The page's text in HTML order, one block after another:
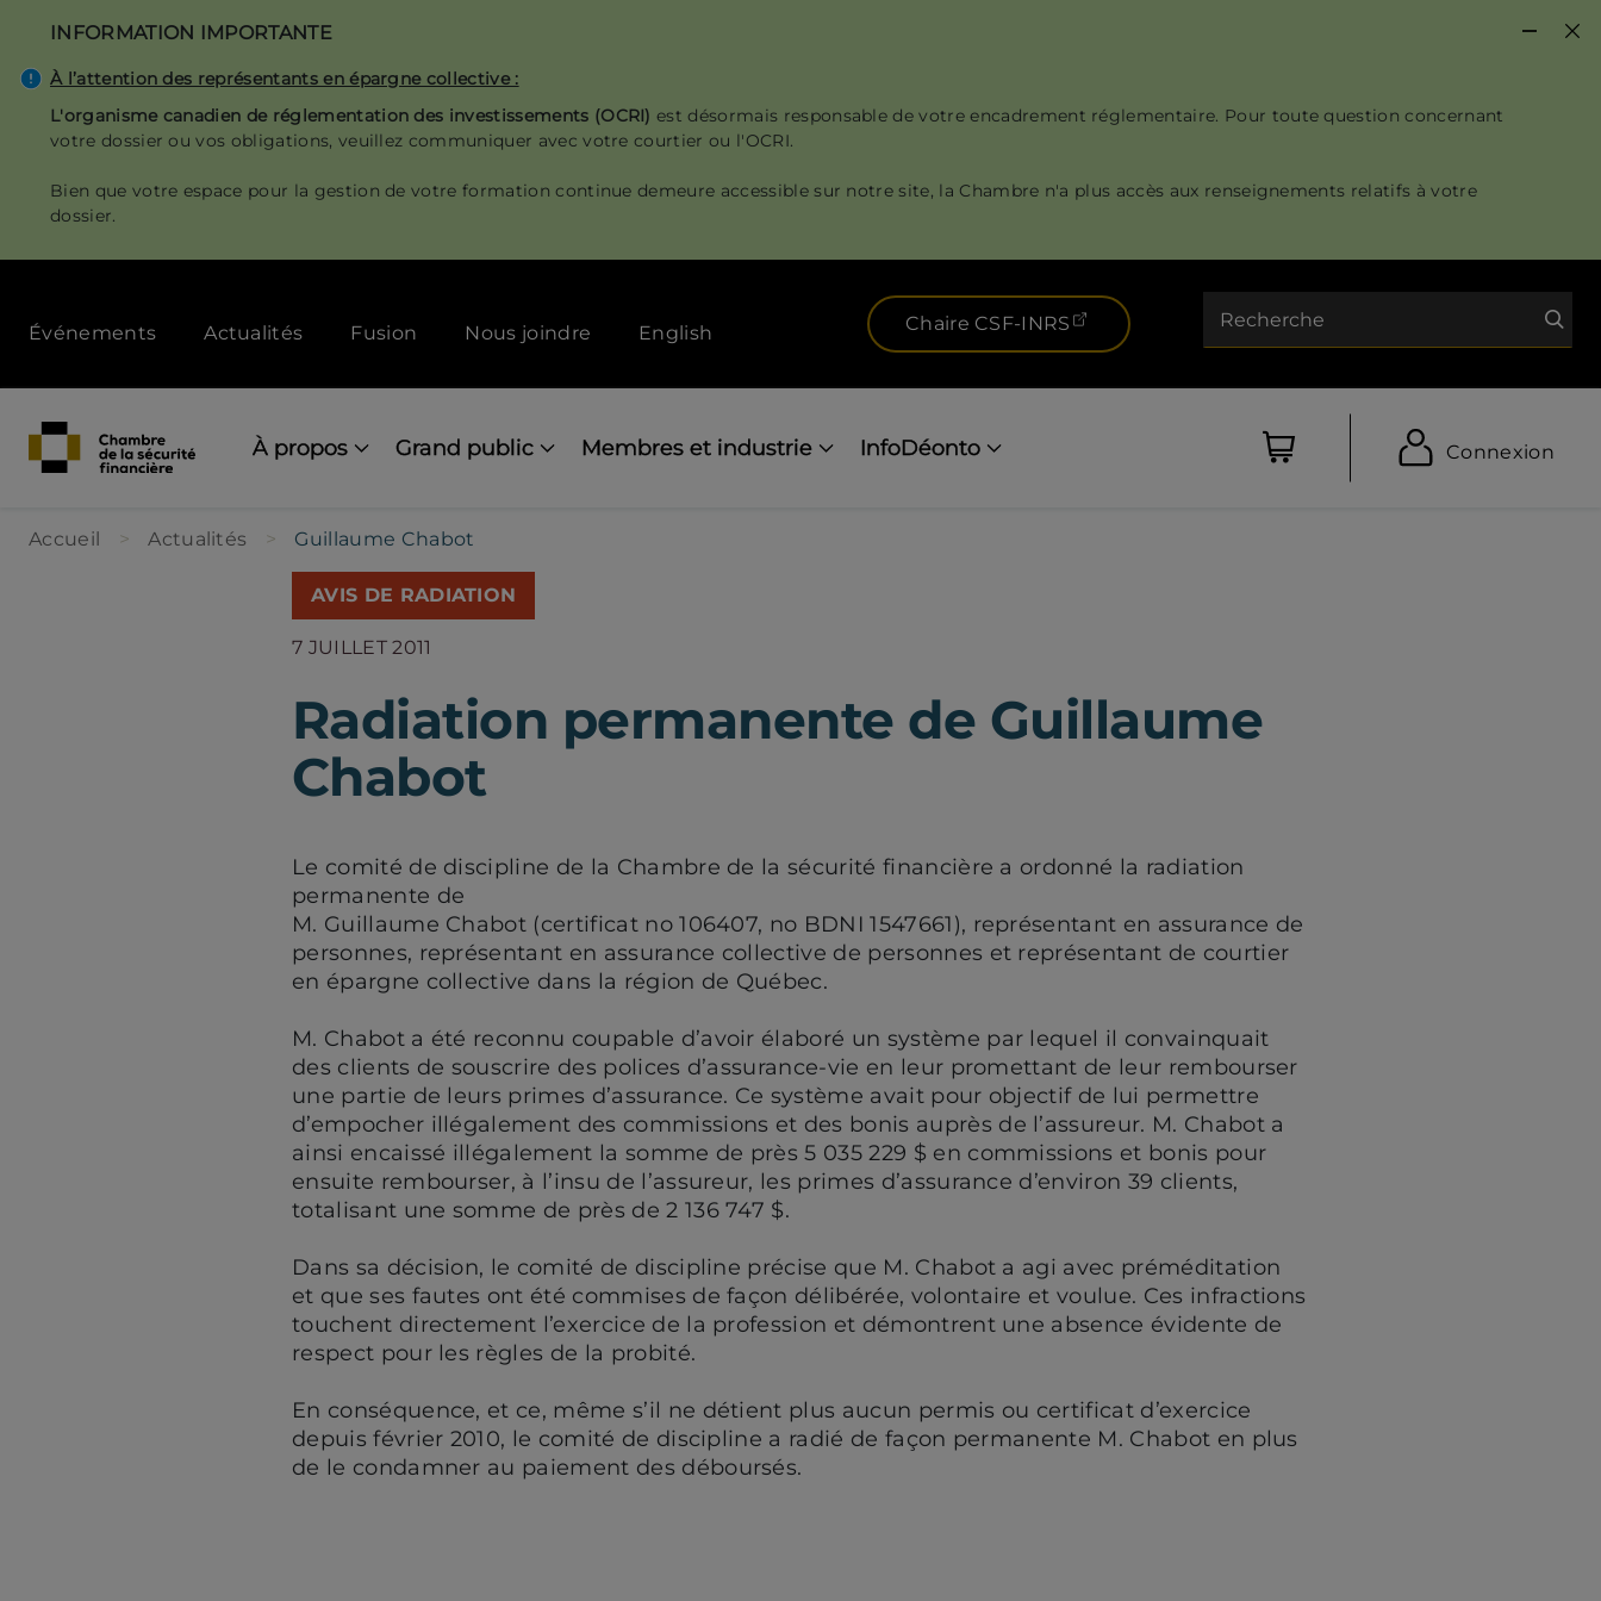
contenu
INFORMATION IMPORTANTE
À l’attention des représentants en épargne collective :
L'organisme canadien de réglementation des investissements (OCRI)est désormais responsable de votre encadrement réglementaire. Pour toute question concernant
votre dossier ou vos obligations, veuillez communiquer avec votre courtier ou l'OCRI.
Bien que votre espace pour la gestion de votre formation continue demeure accessible sur notre site, la Chambre n'a plus accès aux renseignements relatifs à votre
dossier.
menu
[Desktop]
Événements Actualités Fusion Nous joindre English Chaire CSF-INRS (ouvre dans un nouvel onglet)
navigation
À propos Grand public Membres et industrie InfoDéonto Connexion
Accueil Actualités Guillaume Chabot
AVIS DE RADIATION
7 JUILLET 2011
Radiation permanente de Guillaume
Chabot
Le comité de discipline de la Chambre de la sécurité financière a ordonné la radiation
permanente de
M. Guillaume Chabot (certificat no 106407, no BDNI 1547661), représentant en assurance de
personnes, représentant en assurance collective de personnes et représentant de courtier
en épargne collective dans la région de Québec.
M. Chabot a été reconnu coupable d’avoir élaboré un système par lequel il convainquait
des clients de souscrire des polices d’assurance-vie en leur promettant de leur rembourser
une partie de leurs primes d’assurance. Ce système avait pour objectif de lui permettre
d’empocher illégalement des commissions et des bonis auprès de l’assureur. M. Chabot a
ainsi encaissé illégalement la somme de près 5 035 229 $ en commissions et bonis pour
ensuite rembourser, à l’insu de l’assureur, les primes d’assurance d’environ 39 clients,
totalisant une somme de près de 2 136 747 $.
Dans sa décision, le comité de discipline précise que M. Chabot a agi avec préméditation
et que ses fautes ont été commises de façon délibérée, volontaire et voulue. Ces infractions
touchent directement l’exercice de la profession et démontrent une absence évidente de
respect pour les règles de la probité.
En conséquence, et ce, même s’il ne détient plus aucun permis ou certificat d’exercice
depuis février 2010, le comité de discipline a radié de façon permanente M. Chabot en plus
de le condamner au paiement des déboursés.